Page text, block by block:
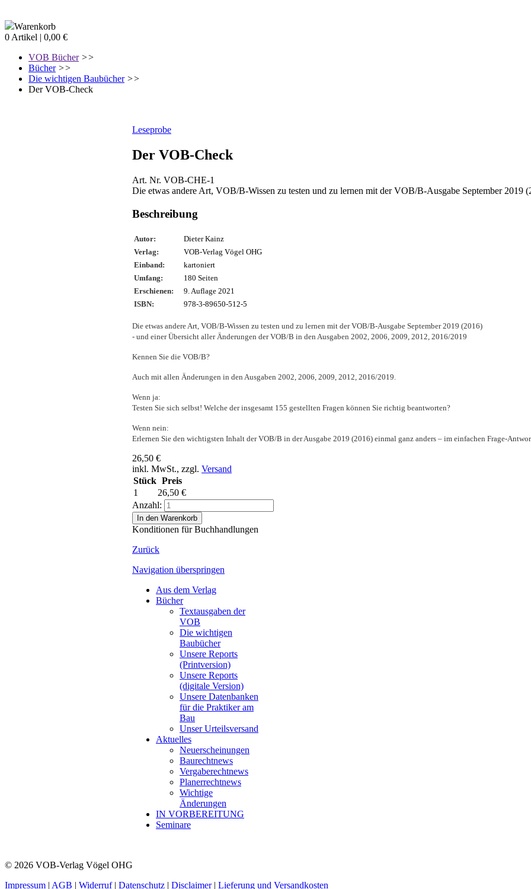
Warenkorb
0 Artikel | 0,00 €
VOB Bücher >>
Bücher >>
Die wichtigen Baubücher >>
Der VOB-Check
Leseprobe
Der VOB-Check
Art. Nr. VOB-CHE-1
Die etwas andere Art, VOB/B-Wissen zu testen und zu lernen mit der VOB/B-Ausgabe September 2019
Beschreibung
Autor:
Dieter Kainz
Verlag:
VOB-Verlag Vögel OHG
Einband:
kartoniert
Umfang:
180 Seiten
Erschienen:
9. Auflage 2021
ISBN:
978-3-89650-512-5
Die etwas andere Art, VOB/B-Wissen zu testen und zu lernen mit der VOB/B-Ausgabe September 2019 (2016)
- und einer Übersicht aller Änderungen der VOB/B in den Ausgaben 2002, 2006, 2009, 2012, 2016/2019
Kennen Sie die VOB/B?
Auch mit allen Änderungen in den Ausgaben 2002, 2006, 2009, 2012, 2016/2019.
Wenn ja:
Testen Sie sich selbst! Welche der insgesamt 155 gestellten Fragen können Sie richtig beantworten?
Wenn nein:
Erlernen Sie den wichtigsten Inhalt der VOB/B in der Ausgabe 2019 (2016) einmal ganz anders – im einfachen Frage-
26,50 €
inkl. MwSt., zzgl. Versand
Stück Preis
1
26,50 €
Anzahl:
In den Warenkorb
Konditionen für Buchhandlungen
Zurück
Navigation überspringen
Aus dem Verlag
Bücher
Textausgaben der
VOB
Die wichtigen
Baubücher
Unsere Reports
(Printversion)
Unsere Reports
(digitale Version)
Unsere Datenbanken
für die Praktiker am
Bau
Unser Urteilsversand
Aktuelles
Neuerscheinungen
Baurechtnews
Vergaberechtnews
Planerrechtnews
Wichtige
Änderungen
IN VORBEREITUNG
Seminare
© 2026 VOB-Verlag Vögel OHG
Impressum | AGB | Widerruf| Datenschutz | Disclaimer | Lieferung und Versandkosten